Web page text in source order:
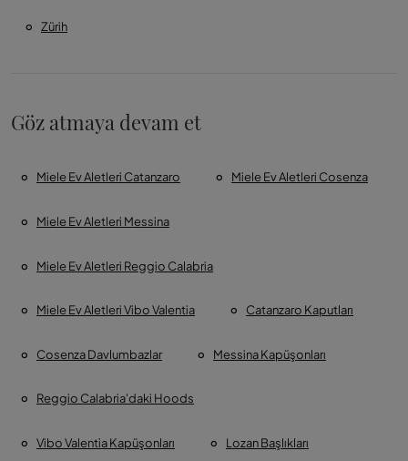
Zürih
Göz atmaya devam et
Miele Ev Aletleri Catanzaro Miele Ev Aletleri Cosenza
Miele Ev Aletleri Messina
Miele Ev Aletleri Reggio Calabria
Miele Ev Aletleri Vibo Valentia Catanzaro Kaputları
Cosenza Davlumbazlar Messina Kapüşonları
Reggio Calabria'daki Hoods
Vibo Valentia Kapüşonları Lozan Başlıkları